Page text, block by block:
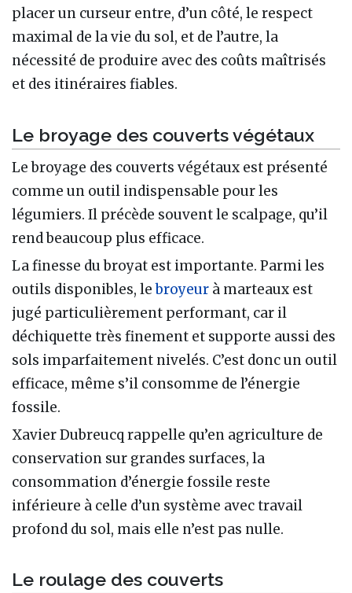
placer un curseur entre, d’un côté, le respect
maximal de la vie du sol, et de l’autre, la
nécessité de produire avec des coûts maîtrisés
et des itinéraires fiables.
Le broyage des couverts végétaux
Le broyage des couverts végétaux est présenté
comme un outil indispensable pour les
légumiers. Il précède souvent le scalpage, qu’il
rend beaucoup plus efficace.
La finesse du broyat est importante. Parmi les
outils disponibles, lebroyeur à marteaux est
jugé particulièrement performant, car il
déchiquette très finement et supporte aussi des
sols imparfaitement nivelés. C’est donc un outil
efficace, même s’il consomme de l’énergie
fossile.
Xavier Dubreucq rappelle qu’en agriculture de
conservation sur grandes surfaces, la
consommation d’énergie fossile reste
inférieure à celle d’un système avec travail
profond du sol, mais elle n’est pas nulle.
Le roulage des couverts